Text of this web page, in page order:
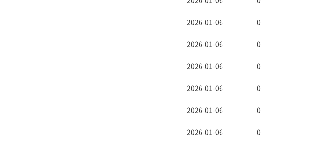
2026-01-06 0
2026-01-06 0
2026-01-06 0
2026-01-06 0
2026-01-06 0
2026-01-06 0